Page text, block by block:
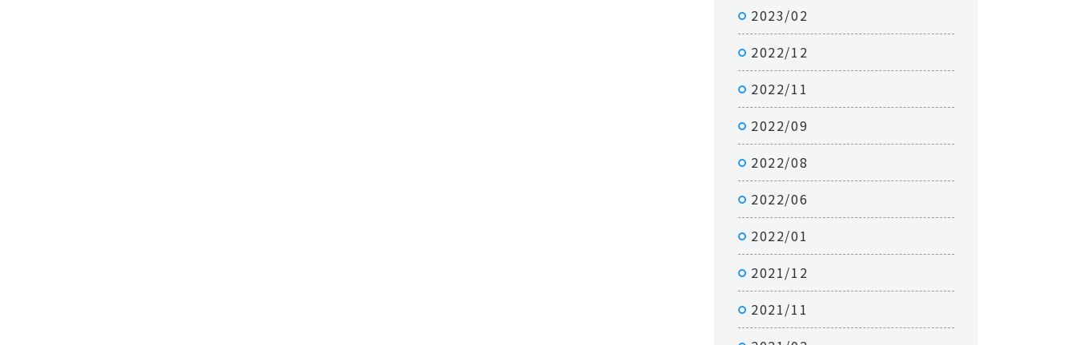
2023/02
2022/12
2022/11
2022/09
2022/08
2022/06
2022/01
2021/12
2021/11